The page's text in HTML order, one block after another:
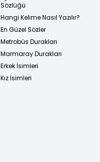
Sözlüğü
Hangi Kelime Nasıl Yazılır?
En Güzel Sözler
Metrobüs Durakları
Marmaray Durakları
Erkek İsimleri
Kız İsimleri